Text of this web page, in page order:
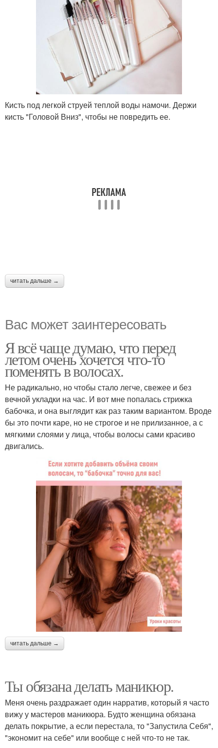
Кисть под легкой струей теплой воды намочи. Держи
кисть "Головой Вниз", чтобы не повредить ее.
читать дальше →
Вас может заинтересовать
Я всё чаще думаю, что перед
летом очень хочется что-то
поменять в волосах.
Не радикально, но чтобы стало легче, свежее и без
вечной укладки на час. И вот мне попалась стрижка
бабочка, и она выглядит как раз таким вариантом. Вроде
бы это почти каре, но не строгое и не прилизанное, а с
мягкими слоями у лица, чтобы волосы сами красиво
двигались.
читать дальше →
Ты обязана делать маникюр.
Меня очень раздражает один нарратив, который я часто
вижу у мастеров маникюра. Будто женщина обязана
делать покрытие, а если перестала, то "Запустила Себя",
"экономит на себе" или вообще с ней что-то не так.